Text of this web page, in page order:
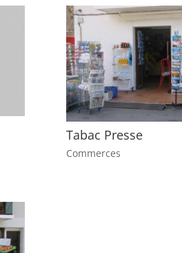
Tabac Presse
Commerces